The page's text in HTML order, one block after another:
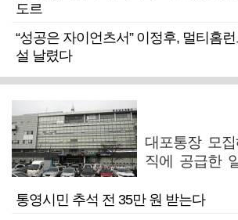
도르
“성공은 자이언츠서” 이정후, 멀티홈
설 날렸다
대포통장 모
직에 공급한
통영시민 추석 전 35만 원 받는다